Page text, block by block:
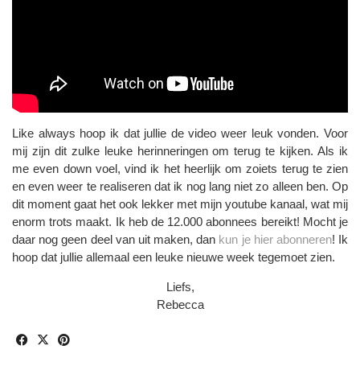
Like always hoop ik dat jullie de video weer leuk vonden. Voor
mij zijn dit zulke leuke herinneringen om terug te kijken. Als ik
me even down voel, vind ik het heerlijk om zoiets terug te zien
en even weer te realiseren dat ik nog lang niet zo alleen ben. Op
dit moment gaat het ook lekker met mijn youtube kanaal, wat mij
enorm trots maakt. Ik heb de 12.000 abonnees bereikt! Mocht je
daar nog geen deel van uit maken, dan kun je hier abonneren! Ik
hoop dat jullie allemaal een leuke nieuwe week tegemoet zien.
Liefs,
Rebecca